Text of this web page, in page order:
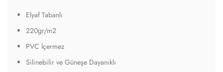
Elyaf Tabanlı
220gr/m2
PVC İçermez
Silinebilir ve Güneşe Dayanıklı